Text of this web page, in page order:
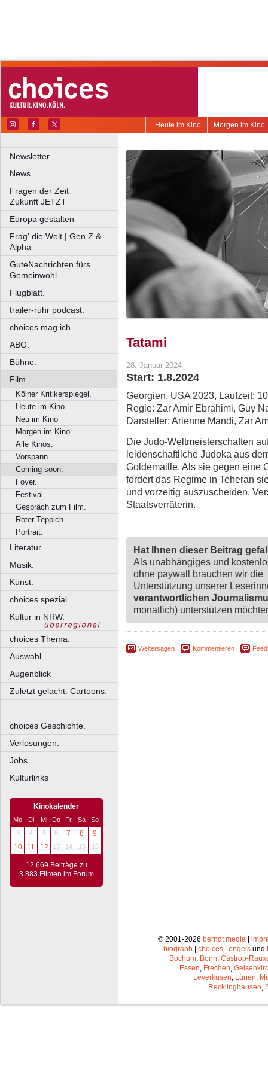
Morgen im Kino
Heute im Kino
Newsletter.
News.
Fragen der Zeit
Zukunft JETZT
Europa gestalten
Frag' die Welt | Gen Z &
Alpha
GuteNachrichten fürs
Gemeinwohl
Flugblatt.
trailer-ruhr podcast.
choices mag ich.
ABO.
Bühne.
Film.
Kölner Kritikerspiegel.
Heute im Kino
Neu im Kino
Morgen im Kino
Alle Kinos.
Vorspann.
Coming soon.
Foyer.
Festival.
Gespräch zum Film.
Roter Teppich.
Portrait.
Literatur.
Musik.
Kunst.
choices spezial.
Kultur in NRW.
choices Thema.
Auswahl.
Augenblick
Zuletzt gelacht: Cartoons.
––––––––––––––––––––
choices Geschichte.
Verlosungen.
Jobs.
Kulturlinks
Kinokalender
Mo Di Mi Do Fr Sa
So
3
4 5 6 7 8
9
10
11 12 13 14 15 16
12.669 Beiträge zu
3.883 Filmen im Forum
Tatami
28. Januar 2024
Start: 1.8.2024
Georgien, USA 2023, Laufzeit:
Regie: Zar Amir Ebrahimi, Guy
Darsteller: Arienne Mandi, Zar
Die Judo-Weltmeisterschaften
leidenschaftliche Judoka aus
Goldemaille. Als sie gegen eine
fordert das Regime in Teheran
und vorzeitig auszuscheiden.
Staatsverräterin.
Hat Ihnen dieser Beitrag
Als unabhängiges und
ohne paywall brauchen wir die
Unterstützung unserer
verantwortlichen
monatlich) unterstützen
Weitersagen Kommentieren
© 2001-2026 berndt media|
biograph
choices engels und
Bochum, Bonn, Castrop-
Essen, Frechen,
Leverkusen, Lünen,
Recklinghausen,